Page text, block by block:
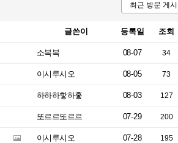
글쓴이 등록일 조회
소복복 08-07 34
이시루시오 08-05 73
하하하핳하홓 08-03 127
또르르또르르 07-29 200
이시루시오 07-28 195